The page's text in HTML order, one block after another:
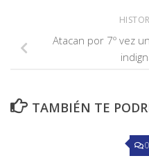
Atacan por 7º vez
TAMBIÉN TE
0